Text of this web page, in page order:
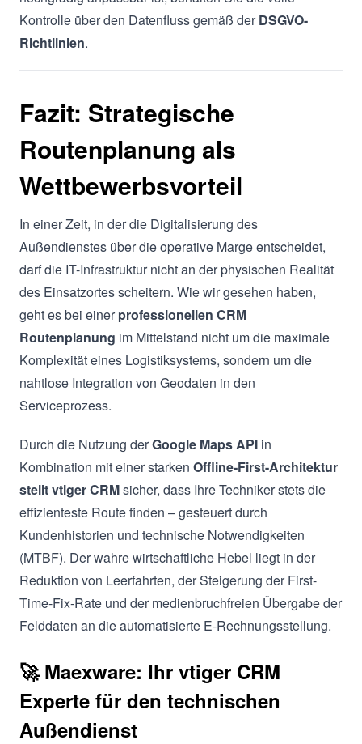
Kontrolle über den Datenfluss gemäß derDSGVO-
Richtlinien.
Fazit: Strategische
Routenplanung als
Wettbewerbsvorteil
In einer Zeit, in der die Digitalisierung des
Außendienstes über die operative Marge entscheidet,
darf die IT-Infrastruktur nicht an der physischen Realität
des Einsatzortes scheitern. Wie wir gesehen haben,
geht es bei einerprofessionellen CRM
Routenplanung im Mittelstand nicht um die maximale
Komplexität eines Logistiksystems, sondern um die
nahtlose Integration von Geodaten in den
Serviceprozess.
Durch die Nutzung derGoogle Maps API in
Kombination mit einer starken Offline-First-Architektur
stellt vtiger CRMsicher, dass Ihre Techniker stets die
effizienteste Route finden – gesteuert durch
Kundenhistorien und technische Notwendigkeiten
(MTBF). Der wahre wirtschaftliche Hebel liegt in der
Reduktion von Leerfahrten, der Steigerung der First-
Time-Fix-Rate und der medienbruchfreien Übergabe der
Felddaten an die automatisierte E-Rechnungsstellung.
🚀 Maexware: Ihr vtiger CRM
Experte für den technischen
Außendienst